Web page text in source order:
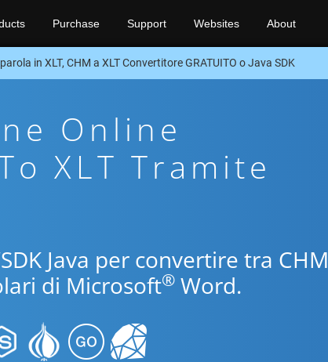
Purchase Support Websites About
in XLT, CHM a XLT Convertitore GRATUITO o Java SDK
Online
XLT Tramite
Java per convertire tra CHM
di Microsoft® Word.